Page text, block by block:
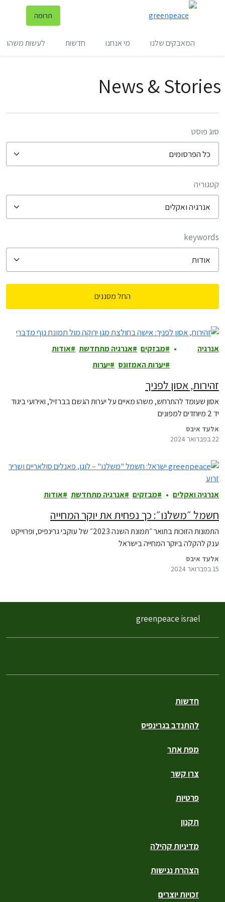
תרומה
המאבקים שלנו מי אנחנו חדשות לעשות משהו
News & Stories
סוג פוסט
קטגוריה
keywords
החל מסננים
filtered results
אנרגיה
מבזקים אנרגיה מתחדשת
אודות
יערות האמזונס
יערות
זהירות, אסון לפניך
אסון שעומד להתרחש, משהו מאיים על יערות הגשם בברזיל, ואירועי ביגוד
יד 2 מיוחדים למפונים
אלעד איבס
22 בפברואר 2024
אנרגיה ואקלים מבזקים אנרגיה מתחדשת אודות
חשמל ״משלנו״: כך נפחית את יוקר המחייה
התמונות הזוכות בתואר ״תמונת השנה 2023״ של עוקבי גרינפיס, ופרוייקט
ענק להקלה ביוקר המחייה בישראל
אלעד איבס
15 בפברואר 2024
חדשות
להתנדב בגרינפיס
מפת אתר
צרו קשר
פרטיות
תקנון
מדיניות קהילה
הצהרת נגישות
זכויות יוצרים